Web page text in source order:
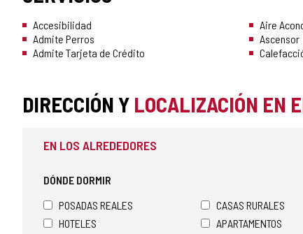
Accesibilidad
Admite Perros
Admite Tarjeta de Crédito
Aire
Ascensor
DIRECCIÓN Y LOCALIZACIÓN EN
EN LOS ALREDEDORES
DÓNDE DORMIR
POSADAS REALES
CASAS RURALES
HOTELES
APARTAMENTOS